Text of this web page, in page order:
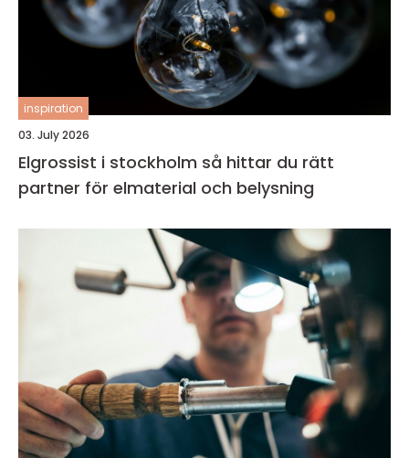
inspiration
03. July 2026
Elgrossist i stockholm så hittar du rätt
partner för elmaterial och belysning